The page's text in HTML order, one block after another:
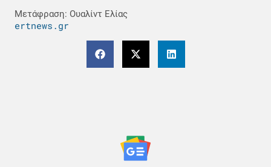
Μετάφραση: Ουαλίντ Ελίας
ertnews.gr